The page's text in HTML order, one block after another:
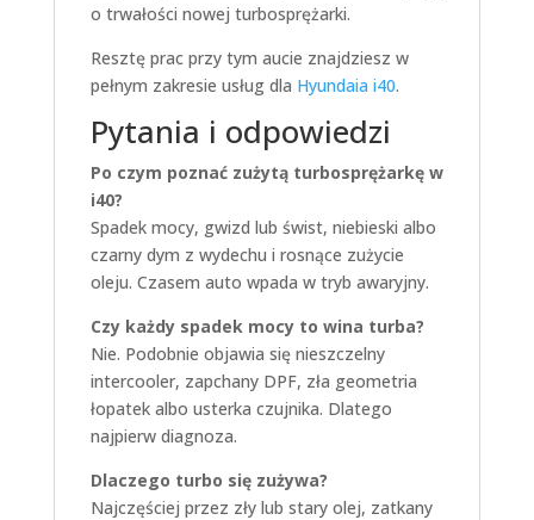
o trwałości nowej turbosprężarki.
Resztę prac przy tym aucie znajdziesz w
pełnym zakresie usług dla Hyundaia i40.
Pytania i odpowiedzi
Po czym poznać zużytą turbosprężarkę w
i40?
Spadek mocy, gwizd lub świst, niebieski albo
czarny dym z wydechu i rosnące zużycie
oleju. Czasem auto wpada w tryb awaryjny.
Czy każdy spadek mocy to wina turba?
Nie. Podobnie objawia się nieszczelny
intercooler, zapchany DPF, zła geometria
łopatek albo usterka czujnika. Dlatego
najpierw diagnoza.
Dlaczego turbo się zużywa?
Najczęściej przez zły lub stary olej, zatkany